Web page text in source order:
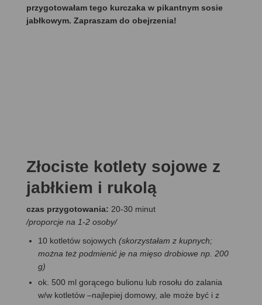
przygotowałam tego kurczaka w pikantnym sosie
jabłkowym. Zapraszam do obejrzenia!
Złociste kotlety sojowe z
jabłkiem i rukolą
czas przygotowania: 20-30 minut
/proporcje na 1-2 osoby/
10 kotletów sojowych (skorzystałam z kupnych;
można też podmienić je na mięso drobiowe np. 200
g)
ok. 500 ml gorącego bulionu lub rosołu do zalania
w/w kotletów –najlepiej domowy, ale może być i z